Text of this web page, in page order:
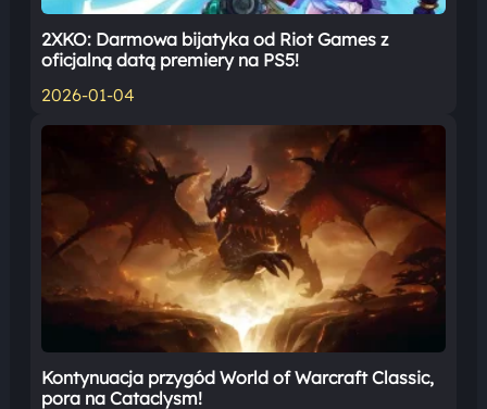
2XKO: Darmowa bijatyka od Riot Games z
oficjalną datą premiery na PS5!
2026-01-04
Kontynuacja przygód World of Warcraft Classic,
pora na Cataclysm!